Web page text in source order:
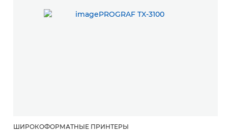
ШИРОКОФОРМАТНЫЕ ПРИНТЕРЫ